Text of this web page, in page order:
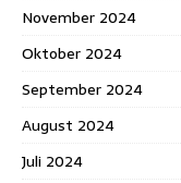
November 2024
Oktober 2024
September 2024
August 2024
Juli 2024